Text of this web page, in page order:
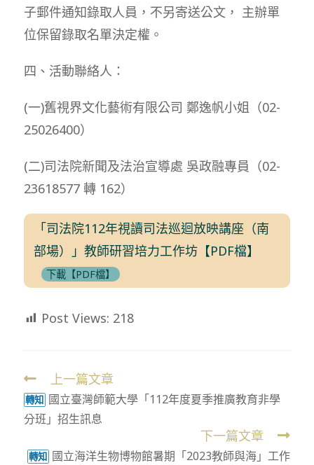
子郵件通知錄取人員，不另寄送公文， 主辦單
位保留錄取名單決定權。
四、活動聯絡人：
(一)舊視界文化藝術有限公司 鄭逸帆小姐（02-
25026400）
(二)司法院新聞及法治宣導處 吳政融專員（02-
23618577 轉 162）
「司法院112年視讀司法巡迴放映講座（南
部場）」教師研習培力工作坊【PDF檔】
下載【PDF檔】
Post Views: 218
Read
more
articles
上一篇文章
轉知 國立臺灣師範大學「112年度夏季推廣教育非學
分班」招生訊息
下一篇文章
轉知 國立海洋生物博物館暑期「2023教師與海」工作